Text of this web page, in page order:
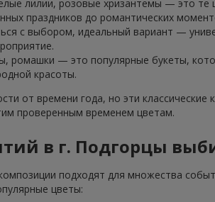
лилии, розовые хризантемы — это
праздников до романтических
с выбором, идеальный вариант —
— это популярные букеты,
красоты.
от времени года, но эти
проверенным временем цветам.
в г. Подгорцы
подходят для множества
цветы: